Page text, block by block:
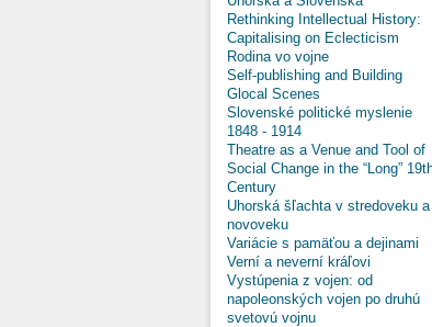
Rethinking Intellectual History:
Capitalising on Eclecticism
Rodina vo vojne
Self-publishing and Building
Glocal Scenes
Slovenské politické myslenie
1848 - 1914
Theatre as a Venue and Tool of
Social Change in the “Long”
Century
Uhorská šľachta v stredoveku a
novoveku
Variácie s pamäťou a dejinami
Verní a neverní kráľovi
Vystúpenia z vojen: od
napoleonských vojen po druhú
svetovú vojnu